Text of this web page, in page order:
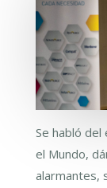
Se habló del
el Mundo,
alarmantes,